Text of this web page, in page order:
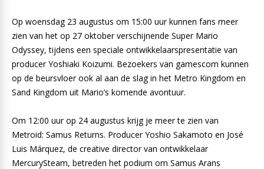
Op woensdag 23 augustus om 15:00 uur kunnen fans meer
zien van het op 27 oktober verschijnende Super Mario
Odyssey, tijdens een speciale ontwikkelaarspresentatie van
producer Yoshiaki Koizumi. Bezoekers van gamescom kunnen
op de beursvloer ook al aan de slag in het Metro Kingdom en
Sand Kingdom uit Mario’s komende avontuur.
Om 12:00 uur op 24 augustus krijg je meer te zien van
Metroid: Samus Returns. Producer Yoshio Sakamoto en José
Luis Márquez, de creative director van ontwikkelaar
MercurySteam, betreden het podium om Samus Arans